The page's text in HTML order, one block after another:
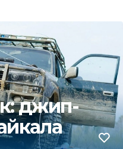
джип-